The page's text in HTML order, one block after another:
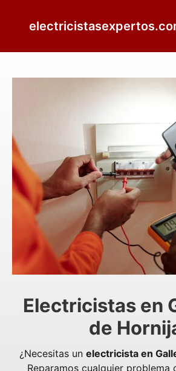
Electricistas en
de
¿Necesitas un electricista en
Reparamos cualquier problema